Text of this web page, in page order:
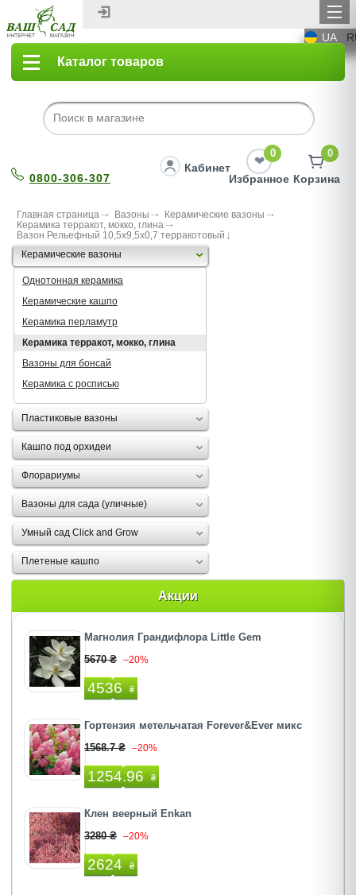
UA
Каталог товаров
0800-306-307
Кабинет
0
Избранное
0
Корзина
Главная страница Вазоны
Керамические вазоны
Керамика терракот, мокко, глина
Вазон Рельефный 10,5х9,5х0,7 терракотовый
Керамические вазоны
Однотонная керамика
Керамические кашпо
Керамика перламутр
Керамика терракот, мокко, глина
Вазоны для бонсай
Керамика с росписью
Пластиковые вазоны
Кашпо под орхидеи
Флорариумы
Вазоны для сада (уличные)
Умный сад Click and Grow
Плетеные кашпо
Акции
Магнолия Грандифлора Little Gem
5670 ₴ –20%
4536 ₴
Гортензия метельчатая Forever&Ever микс
1568.7 ₴ –20%
1254.96 ₴
Клен веерный Enkan
3280 ₴ –20%
2624 ₴